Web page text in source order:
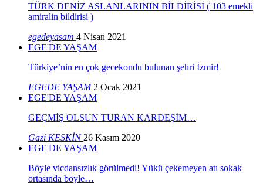
TÜRK DENİZ ASLANLARININ BİLDİRİSİ ( 103 emekli
amiralin bildirisi )
egedeyasam 4 Nisan 2021
EGE'DE YAŞAM
Türkiye’nin en çok gecekondu bulunan şehri İzmir!
EGEDE YAŞAM 2 Ocak 2021
EGE'DE YAŞAM
GEÇMİŞ OLSUN TURAN KARDEŞİM…
Gazi KESKİN 26 Kasım 2020
EGE'DE YAŞAM
Böyle vicdansızlık görülmedi! Yükü çekemeyen atı sokak
ortasında böyle…